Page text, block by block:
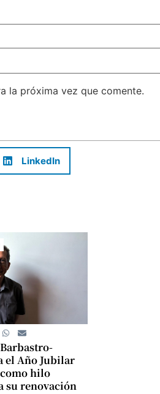
la próxima vez que comente.
LinkedIn
el Año Jubilar
hilo
su renovación